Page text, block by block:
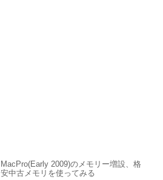
MacPro(Early 2009)のメモリー増設、格
安中古メモリを使ってみる